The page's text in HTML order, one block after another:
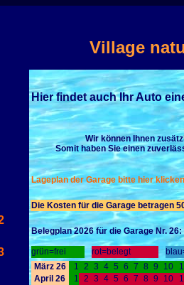
Village
Hier findet auch Ihr Auto
Wir können Ihnen
Somit haben Sie einen
Lageplan der Garage bitte hier
Die Kosten für die Garage betragen
Belegplan 2026 für die Garage Nr.
grün=frei rot=belegt
März 26
1 2 3 4 5 6 7 8 9 10
April 26
1 2 3 4 5 6 7 8 9 10